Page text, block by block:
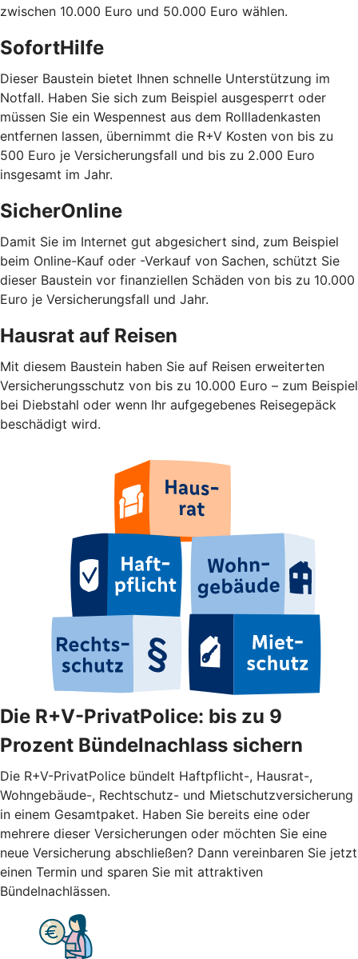
zwischen 10.000 Euro und 50.000 Euro wählen.
SofortHilfe
Dieser Baustein bietet Ihnen schnelle Unterstützung im
Notfall. Haben Sie sich zum Beispiel ausgesperrt oder
müssen Sie ein Wespennest aus dem Rollladenkasten
entfernen lassen, übernimmt die R+V Kosten von bis zu
500 Euro je Versicherungsfall und bis zu 2.000 Euro
insgesamt im Jahr.
SicherOnline
Damit Sie im Internet gut abgesichert sind, zum Beispiel
beim Online-Kauf oder -Verkauf von Sachen, schützt Sie
dieser Baustein vor finanziellen Schäden von bis zu 10.000
Euro je Versicherungsfall und Jahr.
Hausrat auf Reisen
Mit diesem Baustein haben Sie auf Reisen erweiterten
Versicherungsschutz von bis zu 10.000 Euro – zum Beispiel
bei Diebstahl oder wenn Ihr aufgegebenes Reisegepäck
beschädigt wird.
Die R+V-PrivatPolice: bis zu 9
Prozent Bündelnachlass sichern
Die R+V-PrivatPolice bündelt Haftpflicht-, Hausrat-,
Wohngebäude-, Rechtschutz- und Mietschutzversicherung
in einem Gesamtpaket. Haben Sie bereits eine oder
mehrere dieser Versicherungen oder möchten Sie eine
neue Versicherung abschließen? Dann vereinbaren Sie jetzt
einen Termin und sparen Sie mit attraktiven
Bündelnachlässen.